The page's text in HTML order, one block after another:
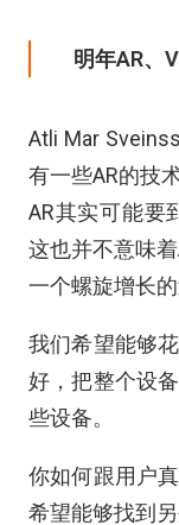
明年AR、
Atli Mar
有一些AR的技
AR其实可能要
这也并不意味
一个螺旋增长的
我们希望能够
好，把整个设
些设备。
你如何跟用户
希望能够找到